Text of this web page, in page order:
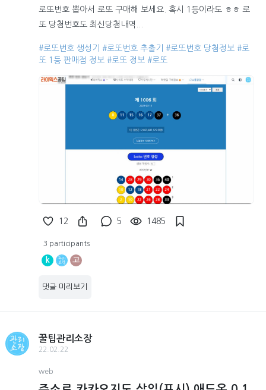
로또번호 뽑아서 로또 구매해 보세요. 혹시 1등이라도 ㅎㅎ 로
또 당첨번호도 최신당첨내역...
#로또번호 생성기 #로또번호 추출기 #로또번호 당첨정보 #로
또 1등 판매점 정보 #로또 정보 #로또
12 5 1485
3 participants
k 고
댓글 미리보기
꿀팁관리소장
22.02.22
web